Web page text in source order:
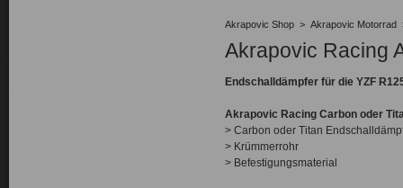
Akrapovic Shop > Akrapovic Motorrad
Akrapovic Racing
Endschalldämpfer für die YZF
Akrapovic Racing Carbon oder
> Carbon oder Titan
> Krümmerrohr
> Befestigungsmaterial